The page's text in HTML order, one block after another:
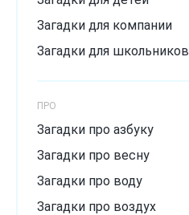
Хитрые загадки
Загадки для компании
Загадки для школьников
ПРО
Загадки про азбуку
Загадки про весну
Загадки про воду
Загадки про воздух